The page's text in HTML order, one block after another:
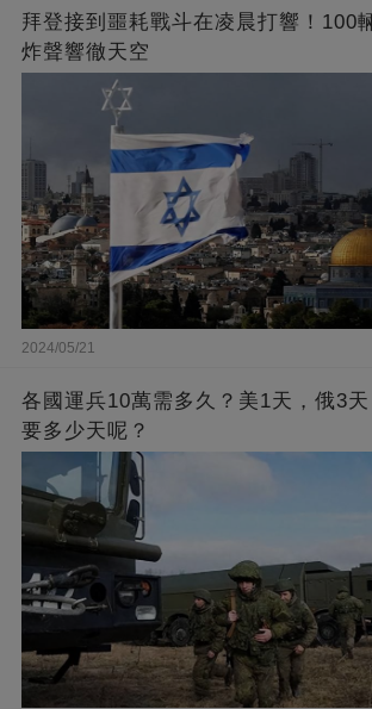
拜登接到噩耗戰斗在凌晨打響！100
炸聲響徹天空
2024/05/21
各國運兵10萬需多久？美1天，俄3
要多少天呢？